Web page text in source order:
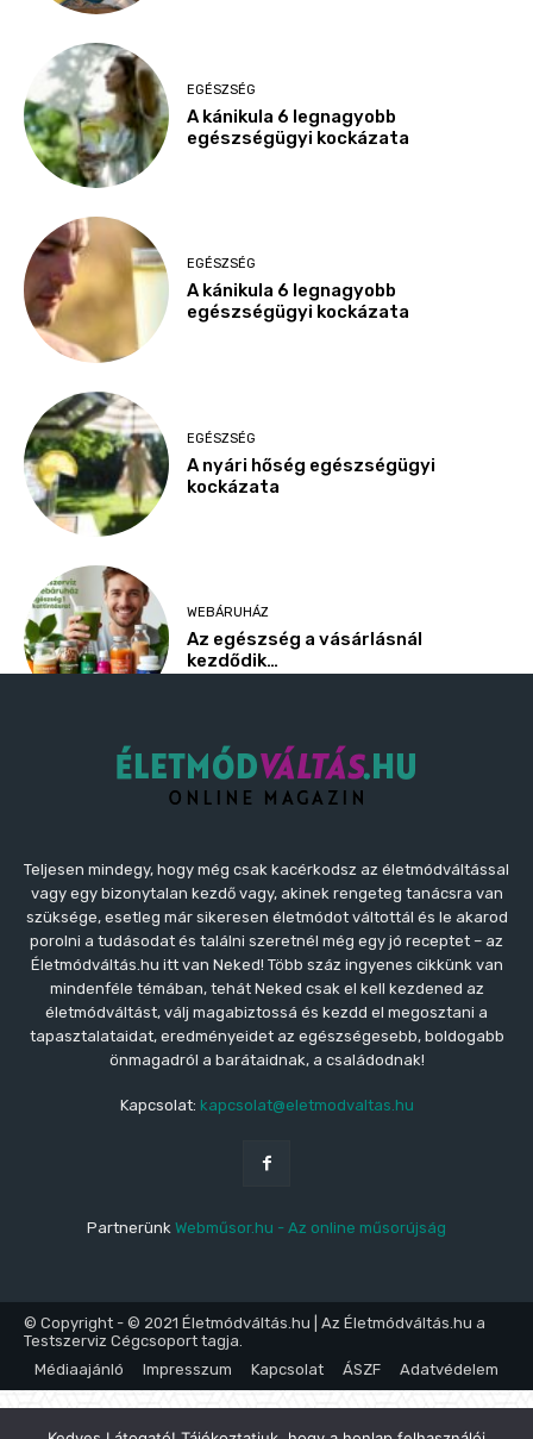
Teljesen mindegy, hogy még csak kacérkodsz az életmódváltással
vagy egy bizonytalan kezdő vagy, akinek rengeteg tanácsra van
szüksége, esetleg már sikeresen életmódot váltottál és le akarod
porolni a tudásodat és találni szeretnél még egy jó receptet – az
Életmódváltás.hu itt van Neked! Több száz ingyenes cikkünk van
mindenféle témában, tehát Neked csak el kell kezdened az
életmódváltást, válj magabiztossá és kezdd el megosztani a
tapasztalataidat, eredményeidet az egészségesebb, boldogabb
önmagadról a barátaidnak, a családodnak!
Kapcsolat: kapcsolat@eletmodvaltas.hu
Partnerünk Webműsor.hu - Az online műsorújság
© Copyright - © 2021 Életmódváltás.hu | Az Életmódváltás.hu a
Testszerviz Cégcsoport tagja.
Médiaajánló
Impresszum Kapcsolat ÁSZF Adatvédelem